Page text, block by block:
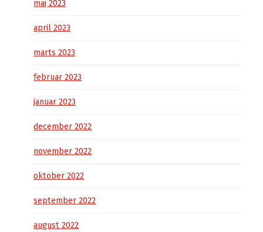
maj 2023
april 2023
marts 2023
februar 2023
januar 2023
december 2022
november 2022
oktober 2022
september 2022
august 2022